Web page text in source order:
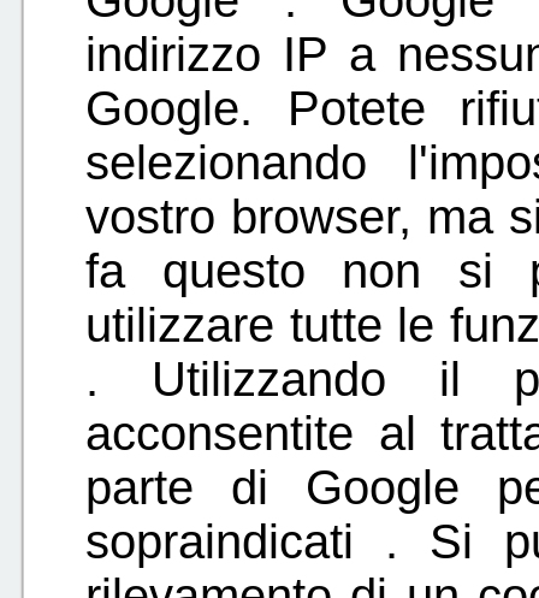
indirizzo IP a
Google. Potete
selezionando
vostro browser, ma
fa questo non si
utilizzare tutte le
. Utilizzando il
acconsentite al
parte di Google
sopraindicati . Si